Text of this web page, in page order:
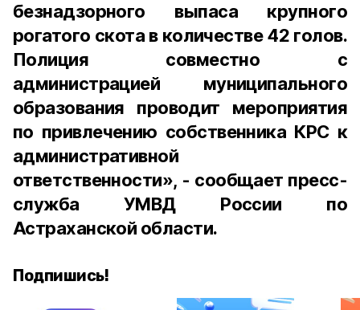
безнадзорного выпаса крупного
рогатого скота в количестве 42 голов.
Полиция совместно с
администрацией муниципального
образования проводит мероприятия
по привлечению собственника КРС к
административной
ответственности», - сообщает пресс-
служба УМВД России по
Астраханской области.
Подпишись!